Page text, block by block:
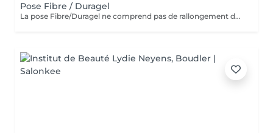
Pose Fibre / Duragel
La pose Fibre/Duragel ne comprend pas de rallongement des ongles. Si vous souhaitez plus de longueur, merci de sélectionner l'option pose complète avec rallongement